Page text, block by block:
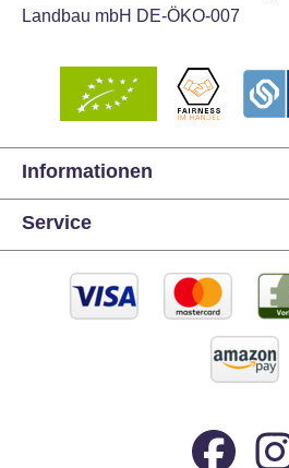
Landbau mbH DE-ÖKO-007
Informationen
Service